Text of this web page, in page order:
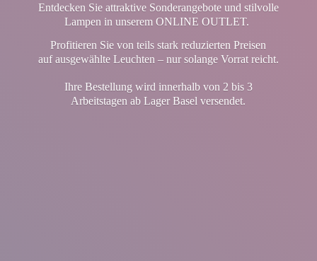
Entdecken Sie attraktive Sonderangebote und stilvolle
Lampen in unserem ONLINE OUTLET.
Profitieren Sie von teils stark reduzierten Preisen
auf ausgewählte Leuchten – nur solange Vorrat reicht.
Ihre Bestellung wird innerhalb von 2 bis 3
Arbeitstagen ab LagerBasel versendet.